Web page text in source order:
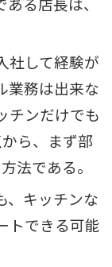
社して経験が
業務は出来な
チンだけでも
ら、まず部
法である。
、キッチンな
トできる可能